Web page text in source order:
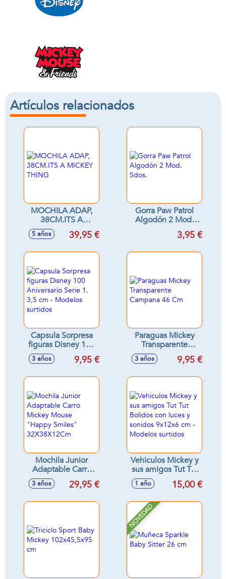
Artículos relacionados
MOCHILA ADAP,
38CM.ITS A
MICKEY THING
5 años 39,95 €
Gorra Paw Patrol
Algodón 2 Mod.
3,95 €
Capsula Sorpresa
figuras Disney 100
Aniversario Serie 1.
3,5 cm - Modelos
3 años 9,95 €
Paraguas Mickey
Transparente
Campana 46 Cm
3 años 9,95 €
Mochila Junior
Adaptable Carro
Mickey Mouse
"Happy Smiles"
3 años 29,95 €
Vehiculos Mickey y
sus amigos Tut Tut
Bolidos con luces y
sonidos 9x12x6 cm
1 año 15,00 €
NOVEDAD